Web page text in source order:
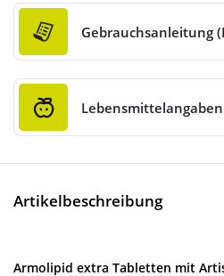
Gebrauchsanleitung
Lebensmittelangaben
Artikelbeschreibung
Armolipid extra Tabletten mit